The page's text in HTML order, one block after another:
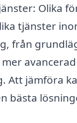
Olika
tjänster
från
avancerad
Att jämföra
bästa